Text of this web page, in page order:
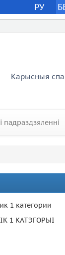
РУ
Карысныя
падраздзяленні
1 категории
1 КАТЭГОРЫІ